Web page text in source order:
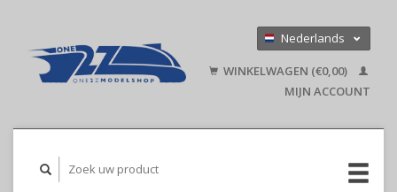
Nederlands
English
WINKELWAGEN (€0,00)
MIJN ACCOUNT